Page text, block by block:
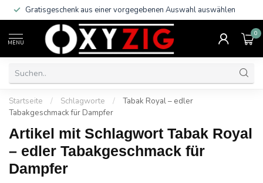
Gratisgeschenk aus einer vorgegebenen Auswahl auswählen
MENU
0
Startseite / Schlagworte /
Tabak Royal – edler
Tabakgeschmack für Dampfer
Artikel mit Schlagwort Tabak Royal
– edler Tabakgeschmack für
Dampfer